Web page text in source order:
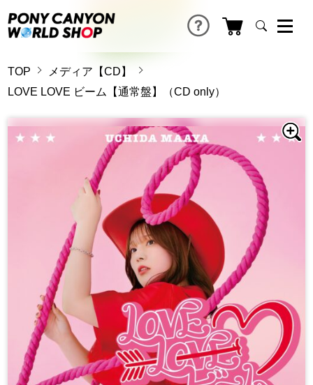
TOP
メディア【CD】
LOVE LOVE ビーム【通常盤】（CD only）